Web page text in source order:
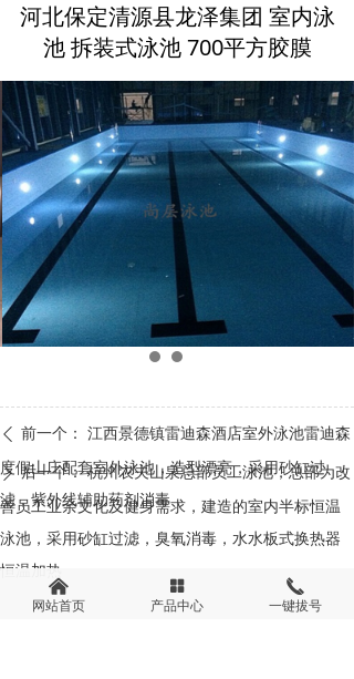
河北保定清源县龙泽集团 室内泳
池 拆装式泳池 700平方胶膜
ꄴ 前一个： 江西景德镇雷迪森酒店室外泳池雷迪森
度假山庄配套室外泳池，造型漂亮，采用砂缸过
滤，紫外线辅助药剂消毒
ꄲ 后一个： 杭州农夫山泉总部员工泳池，总部为改
善员工业余文化及健身需求，建造的室内半标恒温
泳池，采用砂缸过滤，臭氧消毒，水水板式换热器
恒温加热
낀
网站首页
넒
产品中心
끅
一键拔号